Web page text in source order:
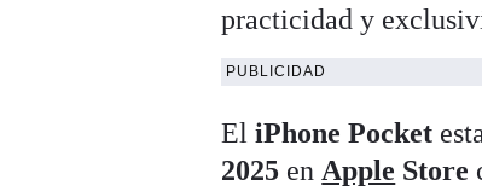
practicidad y
PUBLICIDAD
EliPhone Pocket
2025 en Apple Store